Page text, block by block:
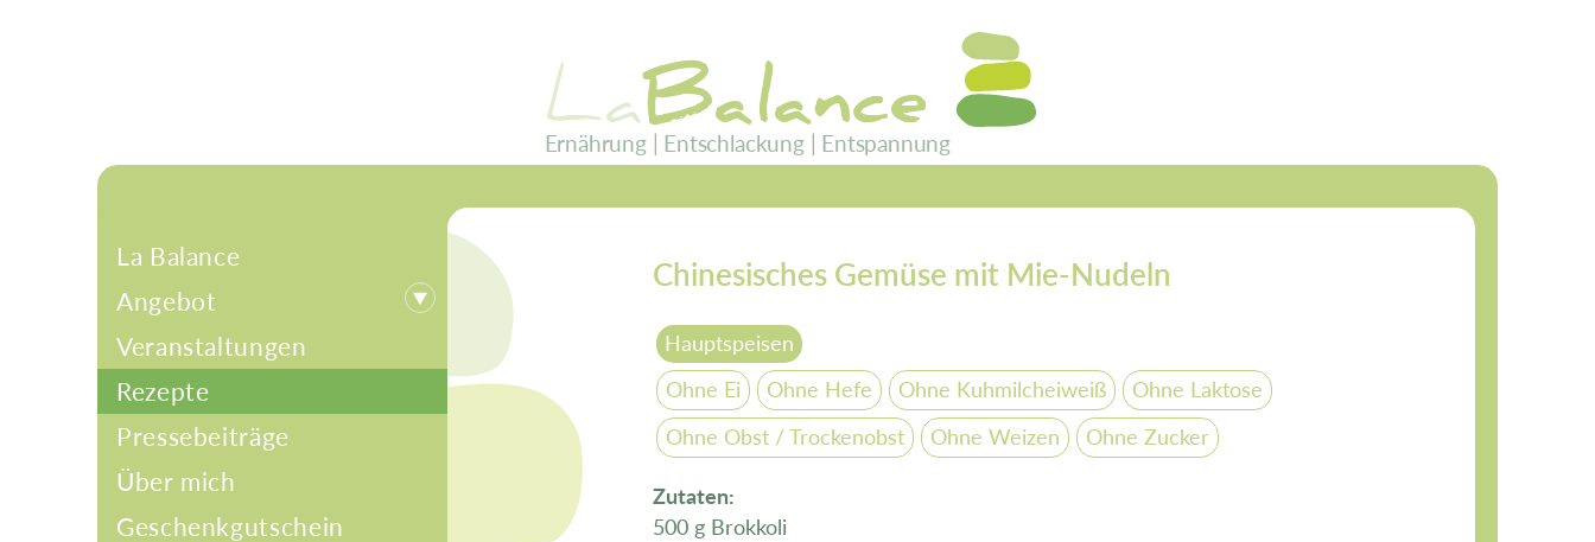
LaBalance
Ernährung | Entschlackung | Entspannung
Chinesisches Gemüse mit Mie-Nudeln
Hauptspeisen
Ohne Ei
Ohne Hefe Ohne Kuhmilcheiweiß
Ohne Laktose
Ohne Obst / Trockenobst
Ohne Weizen Ohne Zucker
Zutaten:
500 g Brokkoli
La Balance
Angebot
Veranstaltungen
Rezepte
Pressebeiträge
Über mich
Geschenkgutschein